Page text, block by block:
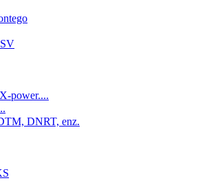
power....
DNRT, enz.